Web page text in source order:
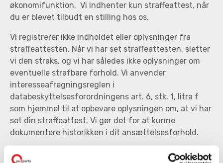
økonomifunktion. Vi indhenter kun straffeattest, når
du er blevet tilbudt en stilling hos os.
Vi registrerer ikke indholdet eller oplysninger fra
straffeattesten. Når vi har set straffeattesten, sletter
vi den straks, og vi har således ikke oplysninger om
eventuelle strafbare forhold. Vi anvender
interesseafregningsreglen i
databeskyttelsesforordningens art. 6, stk. 1, litra f
som hjemmel til at opbevare oplysningen om, at vi har
set din straffeattest. Vi gør det for at kunne
dokumentere historikken i dit ansættelsesforhold.